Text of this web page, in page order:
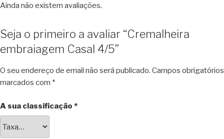
Ainda não existem avaliações.
Seja o primeiro a avaliar “Cremalheira
embraiagem Casal 4/5”
O seu endereço de email não será publicado. Campos obrigatórios
marcados com *
A sua classificação *